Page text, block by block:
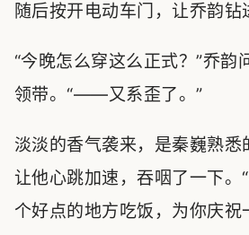
随后按开电动车门，让乔韵钻
“今晚怎么穿这么正式？”乔韵
领带。“——又系歪了。”
淡淡的香气袭来，是秦巍熟悉
让他心跳加速，吞咽了一下。
个好点的地方吃饭，为你庆祝